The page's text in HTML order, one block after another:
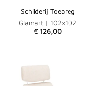
Schilderij Toeareg
Glamart | 102x102
€ 126,00